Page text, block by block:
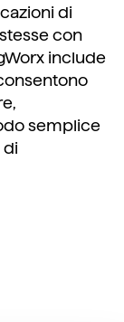
di
con
include
semplice
di